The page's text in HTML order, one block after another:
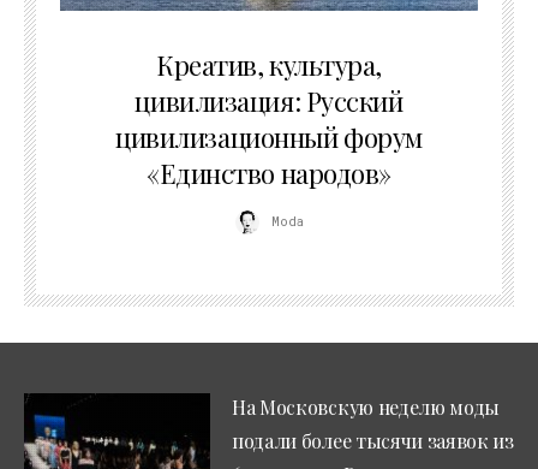
Креатив, культура,
цивилизация: Русский
цивилизационный форум
«Единство народов»
Moda
На Московскую неделю моды
подали более тысячи заявок из